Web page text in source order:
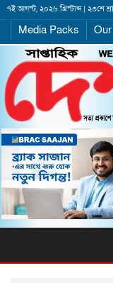
৭ই আগস্ট, ২০২৬ খ্রিস্টাব্দ | ২৩শে
Media Packs